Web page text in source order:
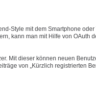
Style mit dem Smartphone oder
kann man mit Hilfe von OAuth
Mit dieser können neuen
von „Kürzlich registrierten